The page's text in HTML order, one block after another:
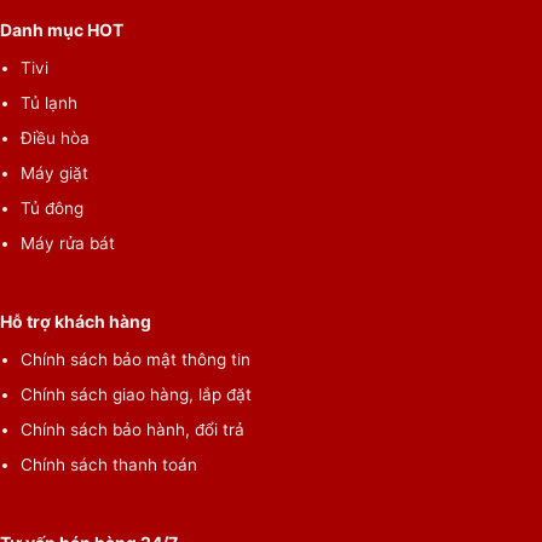
Danh mục HOT
Tivi
Tủ lạnh
Điều hòa
Máy giặt
Tủ đông
Máy rửa bát
Hỗ trợ khách hàng
Chính sách bảo mật thông tin
Chính sách giao hàng, lắp đặt
Chính sách bảo hành, đổi trả
Chính sách thanh toán